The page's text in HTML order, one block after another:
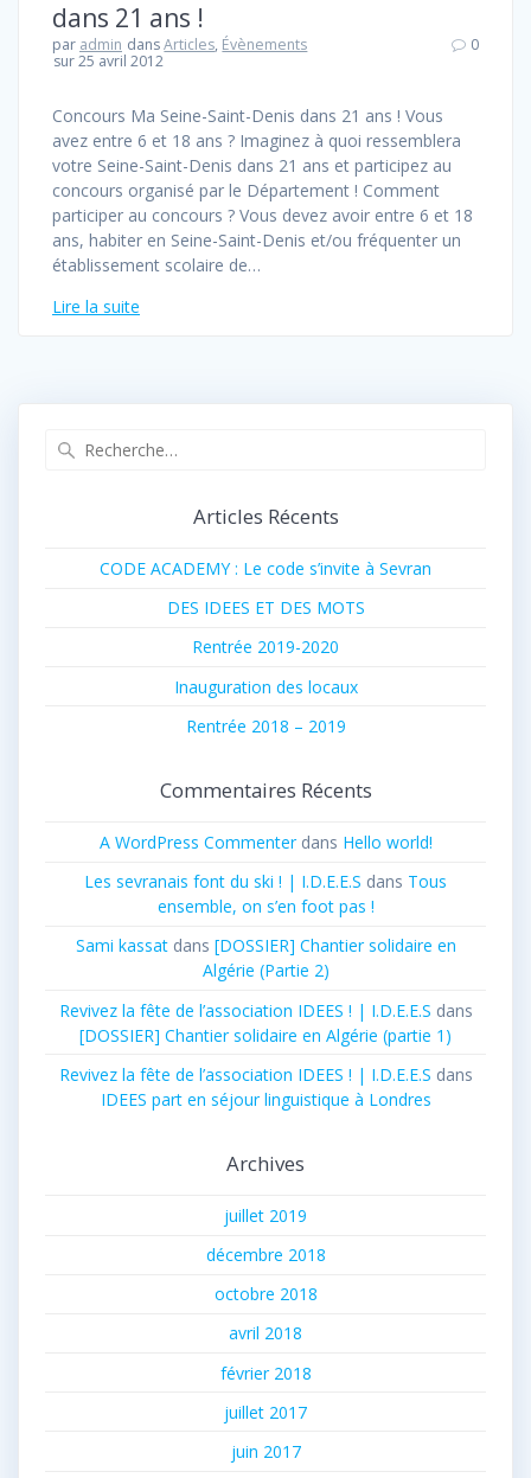
dans 21 ans !
par admin dansArticles, Évènements
sur 25 avril 2012
0
Concours Ma Seine-Saint-Denis dans 21 ans ! Vous
avez entre 6 et 18 ans ? Imaginez à quoi ressemblera
votre Seine-Saint-Denis dans 21 ans et participez au
concours organisé par le Département ! Comment
participer au concours ? Vous devez avoir entre 6 et 18
ans, habiter en Seine-Saint-Denis et/ou fréquenter un
établissement scolaire de…
Lire la suite
Articles Récents
CODE ACADEMY : Le code s’invite à Sevran
DES IDEES ET DES MOTS
Rentrée 2019-2020
Inauguration des locaux
Rentrée 2018 – 2019
Commentaires Récents
A WordPress Commenterdans Hello world!
Les sevranais font du ski ! | I.D.E.E.S dans Tous
ensemble, on s’en foot pas !
Sami kassatdans [DOSSIER] Chantier solidaire en
Algérie (Partie 2)
Revivez la fête de l’association IDEES ! | I.D.E.E.S dans
[DOSSIER] Chantier solidaire en Algérie (partie 1)
Revivez la fête de l’association IDEES ! | I.D.E.E.S dans
IDEES part en séjour linguistique à Londres
Archives
juillet 2019
décembre 2018
octobre 2018
avril 2018
février 2018
juillet 2017
juin 2017